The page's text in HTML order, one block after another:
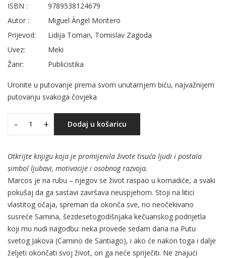
ISBN :
9789538124679
Autor :
Miguel Àngel Montero
Prijevod:
Lidija Toman, Tomislav Zagoda
Uvez:
Meki
Žanr:
Publicistika
Uronite u putovanje prema svom unutarnjem biću, najvažnijem
putovanju svakoga čovjeka
- + Dodaj u košaricu
Otkrijte knjigu koja je promijenila živote tisuća ljudi i postala
simbol ljubavi, motivacije i osobnog razvoja.
Marcos je na rubu – njegov se život raspao u komadiće, a svaki
pokušaj da ga sastavi završava neuspjehom. Stoji na litici
vlastitog očaja, spreman da okonča sve, no neočekivano
susreće Samina, šezdesetogodišnjaka kečuanskog podrijetla
koji mu nudi nagodbu: neka provede sedam dana na Putu
svetog Jakova (Camino de Santiago), i ako će nakon toga i dalje
željeti okončati svoj život, on ga neće spriječiti. Ne znajući